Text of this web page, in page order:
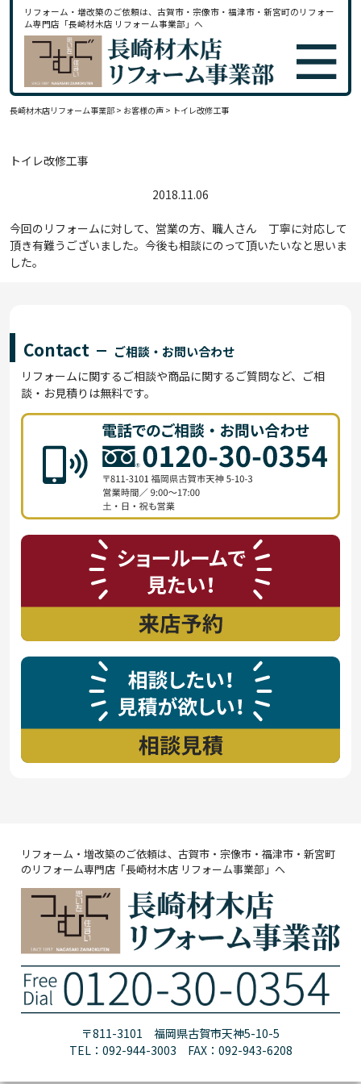
リフォーム・増改築のご依頼は、古賀市・宗像市・福津市・新宮町のリフォー
ム専門店「長崎材木店 リフォーム事業部」へ
長崎材木店リフォーム事業部 > お客様の声 > トイレ改修工事
トイレ改修工事
2018.11.06
今回のリフォームに対して、営業の方、職人さん 丁寧に対応して
頂き有難うございました。今後も相談にのって頂いたいなと思いま
した。
Contact ご相談・お問い合わせ
リフォームに関するご相談や商品に関するご質問など、ご相
談・お見積りは無料です。
リフォーム・増改築のご依頼は、古賀市・宗像市・福津市・新宮町
のリフォーム専門店「長崎材木店 リフォーム事業部」へ
〒811-3101 福岡県古賀市天神5-10-5
TEL：092-944-3003 FAX：092-943-6208